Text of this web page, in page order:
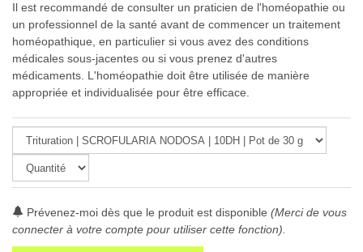
Il est recommandé de consulter un praticien de l'homéopathie ou
un professionnel de la santé avant de commencer un traitement
homéopathique, en particulier si vous avez des conditions
médicales sous-jacentes ou si vous prenez d'autres
médicaments. L'homéopathie doit être utilisée de manière
appropriée et individualisée pour être efficace.
Prévenez-moi dès que le produit est disponible (Merci de vous
connecter à votre compte pour utiliser cette fonction).